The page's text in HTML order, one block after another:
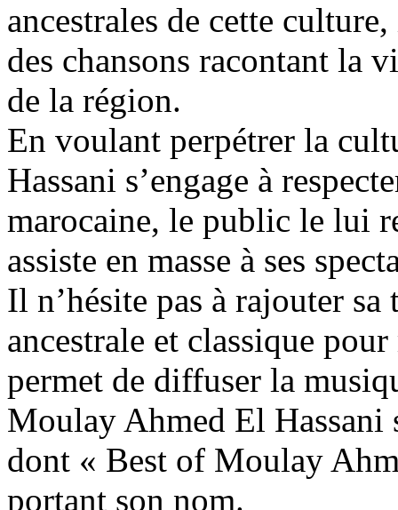
ancestrales de cette
des chansons racontant la
de la région.
En voulant perpétrer la
Hassani s’engage à
marocaine, le public le lui
assiste en masse à ses
Il n’hésite pas à rajouter
ancestrale et classique
permet de diffuser la
Moulay Ahmed El Hassani
dont « Best of Moulay
portant son nom.